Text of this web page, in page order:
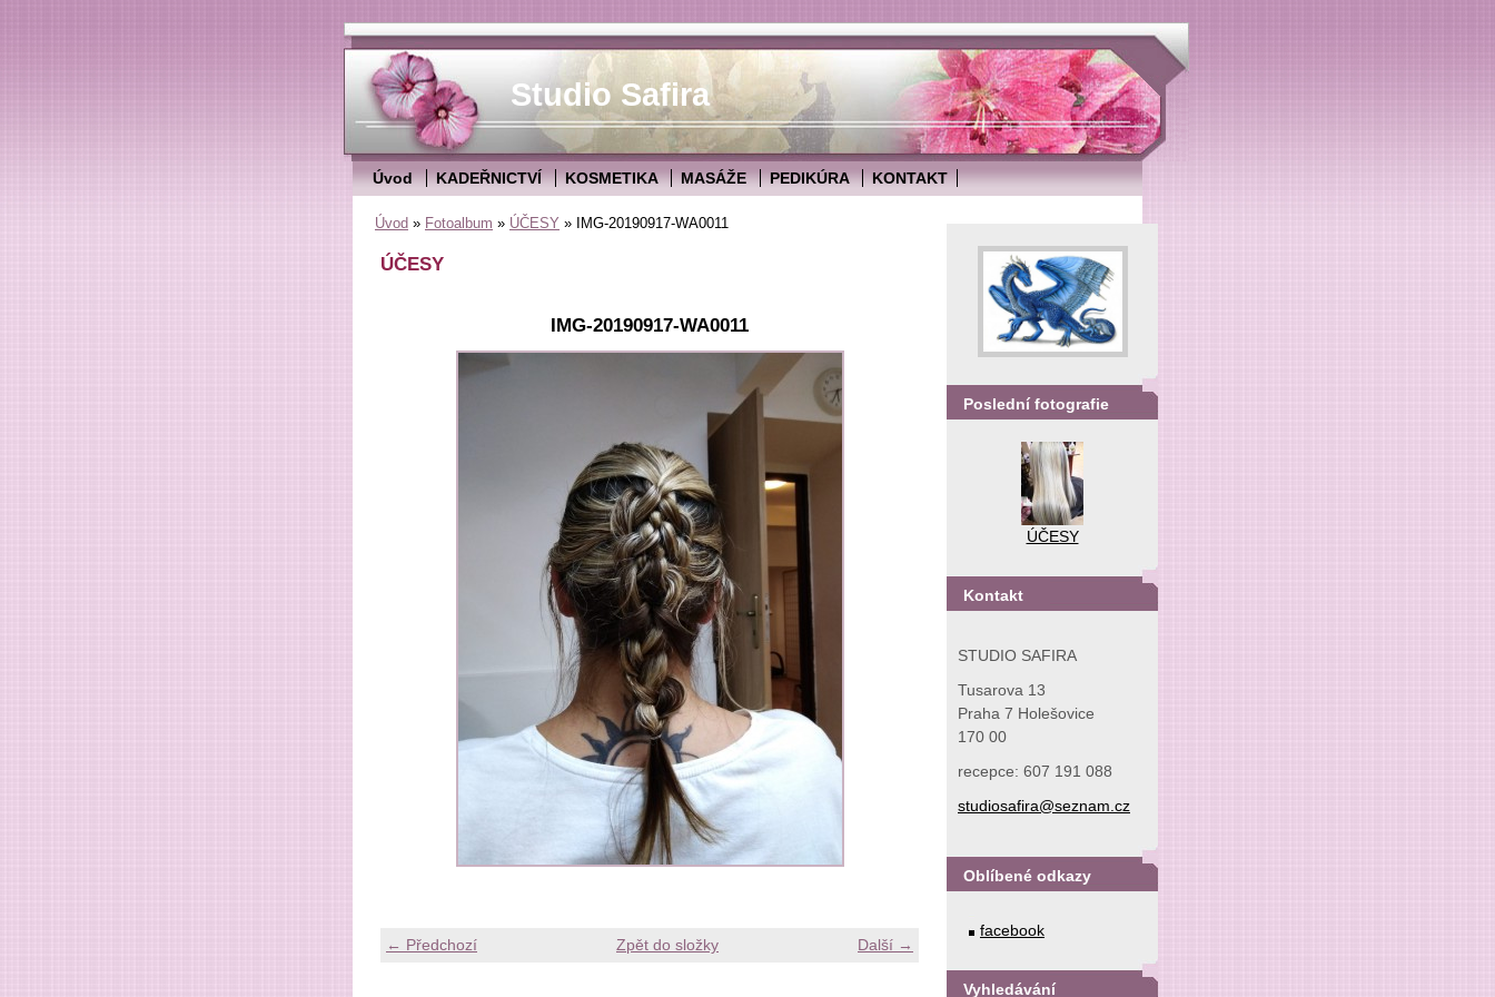
Studio Safira
Úvod KADEŘNICTVÍ KOSMETIKA MASÁŽE PEDIKÚRA KONTAKT
Poslední fotografie
ÚČESY
Kontakt
STUDIO SAFIRA
Tusarova 13
Praha 7 Holešovice
170 00
recepce: 607 191 088
studiosafira@seznam.cz
Oblíbené odkazy
facebook
Vyhledávání
Úvod » Fotoalbum » ÚČESY » IMG-20190917-WA0011
ÚČESY
IMG-20190917-WA0011
← Předchozí Další →
Zpět do složky